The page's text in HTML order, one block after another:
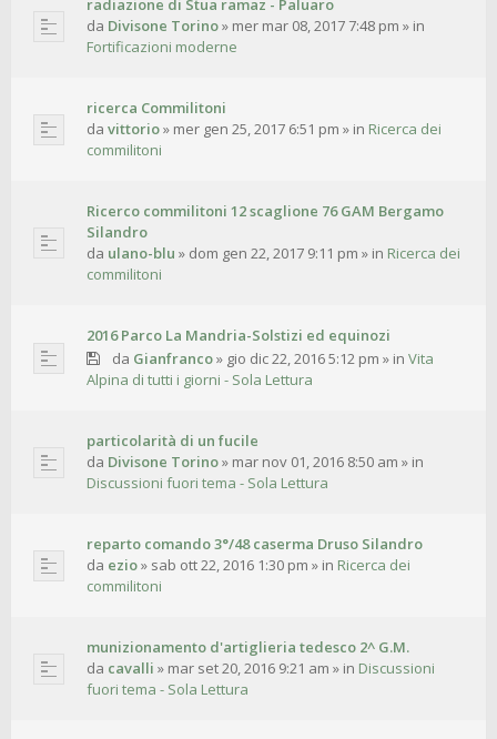
radiazione di Stua ramaz - Paluaro
da Divisone Torino» mer mar 08, 2017 7:48 pm » in
Fortificazioni moderne
ricerca Commilitoni
da vittorio» mer gen 25, 2017 6:51 pm » in Ricerca dei
commilitoni
Ricerco commilitoni 12 scaglione 76 GAM Bergamo
Silandro
da ulano-blu » dom gen 22, 2017 9:11 pm » in Ricerca dei
commilitoni
2016 Parco La Mandria-Solstizi ed equinozi
da Gianfranco» gio dic 22, 2016 5:12 pm » in Vita
Alpina di tutti i giorni - Sola Lettura
particolarità di un fucile
da Divisone Torino» mar nov 01, 2016 8:50 am » in
Discussioni fuori tema - Sola Lettura
reparto comando 3°/48 caserma Druso Silandro
da ezio» sab ott 22, 2016 1:30 pm » in Ricerca dei
commilitoni
munizionamento d'artiglieria tedesco 2^ G.M.
da cavalli » mar set 20, 2016 9:21 am » in Discussioni
fuori tema - Sola Lettura